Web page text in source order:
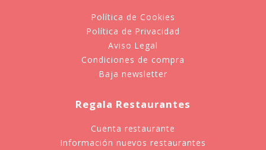
Política de Cookies
Política de Privacidad
Aviso Legal
Condiciones de compra
Baja newsletter
Regala Restaurantes
Cuenta restaurante
Información nuevos restaurantes